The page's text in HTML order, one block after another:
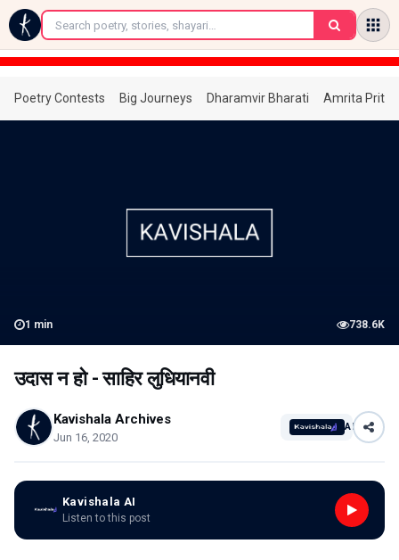
←
Poetry Contests Big Journeys Dharamvir Bharati Amrita
1 min 738.6K
उदास न हो - साहिर लुधियानवी
Kavishala Archives
Jun 16, 2020
AI
Kavishala AI
Listen to this post